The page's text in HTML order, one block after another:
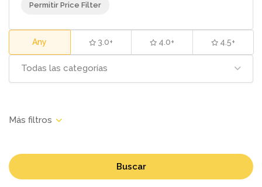
Permitir Price Filter
Any 3.0+ 4.0+ 4.5+
Todas las categorías
Buscar